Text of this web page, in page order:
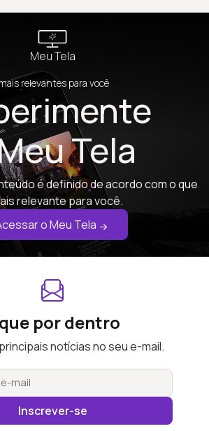
Meu Tela
relevantes para você
Tela
é definido de acordo com o que
relevante para você.
o Meu Tela
por dentro
notícias no seu e-mail.
Inscrever-se